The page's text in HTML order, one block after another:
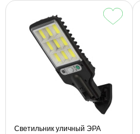
Светильник уличный ЭРА